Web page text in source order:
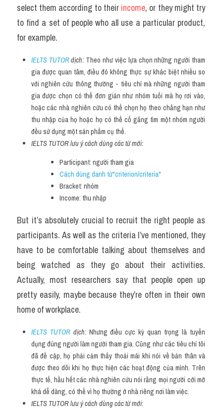
select them according to their income, or they might try
to find a set of people who all use a particular product,
for example.
IELTS TUTOR dịch: Theo như việc lựa chọn những người tham
gia được quan tâm, điều đó không thực sự khác biệt nhiều so
với nghiên cứu thông thường - tiêu chí mà những người tham
gia được chọn có thể đơn giản như nhóm tuổi mà họ rơi vào,
hoặc các nhà nghiên cứu có thể chọn họ theo chẳng hạn như
thu nhập của họ hoặc họ có thể cố gắng tìm một nhóm người
đều sử dụng một sản phẩm cụ thể.
IELTS TUTOR lưu ý cách dùng các từ mới:
Participant: người tham gia
Cách dùng danh từ"criterion/criteria"
Bracket: nhóm
Income: thu nhập
But it’s absolutely crucial to recruit the right people as
participants. As well as the criteria I’ve mentioned, they
have to be comfortable talking about themselves and
being watched as they go about their activities.
Actually, most researchers say that people open up
pretty easily, maybe because they’re often in their own
home of workplace.
IELTS TUTOR dịch: Nhưng điều cực kỳ quan trọng là tuyển
dụng đúng người làm người tham gia. Cũng như các tiêu chí tôi
đã đề cập, họ phải cảm thấy thoải mái khi nói về bản thân và
được theo dõi khi họ thực hiện các hoạt động của mình. Trên
thực tế, hầu hết các nhà nghiên cứu nói rằng mọi người cởi mở
khá dễ dàng, có thể vì họ thường ở nhà riêng nơi làm việc.
IELTS TUTOR lưu ý cách dùng các từ mới: